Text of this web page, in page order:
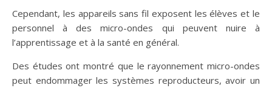
Cependant, les appareils sans fil exposent les élèves et le
personnel à des micro-ondes qui peuvent nuire à
l’apprentissage et à la santé en général.
Des études ont montré que le rayonnement micro-ondes
peut endommager les systèmes reproducteurs, avoir un